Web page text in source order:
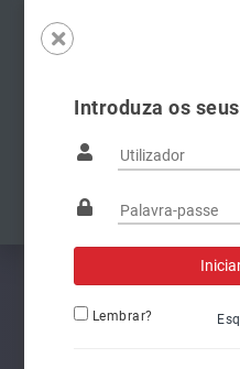
Introduza os
Lembrar?
Famílias